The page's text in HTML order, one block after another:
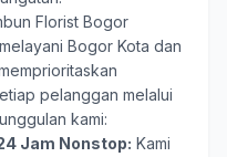
Florist Bogor
Bogor Kota dan
pelanggan melalui
kami:
Jam Nonstop: Kami